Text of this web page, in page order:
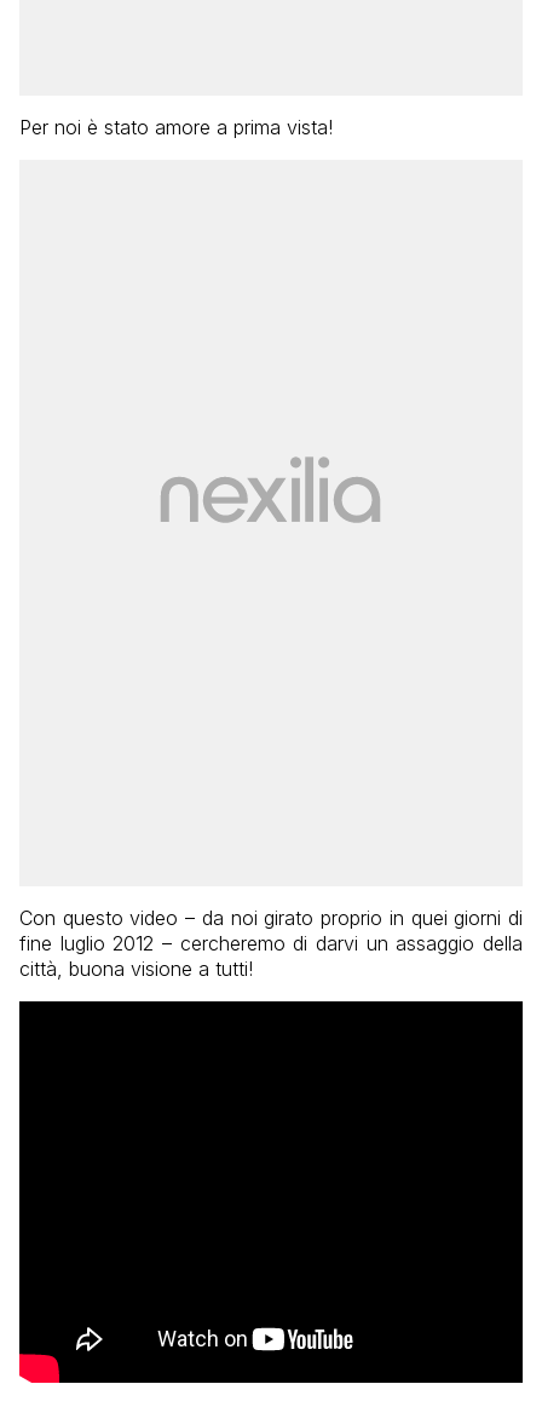
Per noi è stato amore a prima vista!
Con questo video – da noi girato proprio in quei giorni di
fine luglio 2012 – cercheremo di darvi un assaggio della
città, buona visione a tutti!